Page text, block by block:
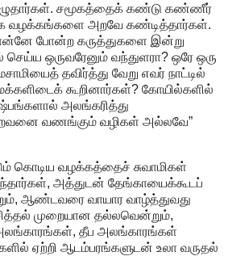
அழுதார்கள். சமூகத்தைக் கண்டு கண்ணீர்
வழக்கங்களை அறவே கண்டித்தார்கள்.
போன்ற கருத்துகளை இன்று
செய்ய ஒருவரேனும் வந்துளரா? ஒரே ஒரு
தவிர்த்து வேறு எவர் நாட்டில்
கூறினார்கள்? கோயில்களில்
அலங்கரித்து
வணங்கும் வழிகள் அல்லவே”
கொடிய வழக்கத்தைச் சுவாமிகள்
அத்துடன் தேங்காயைக்கூடப்
ஆண்டவரை வாயார வாழ்த்துவது
முறையான தல்லவென்றும்,
அலங்காரங்கள், தீப அலங்காரங்கள்
ஏற்றி ஆடம்பரங்களுடன் உலா வருதல்